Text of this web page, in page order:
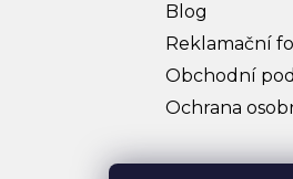
Blog
Reklamační
Obchodní
Ochrana